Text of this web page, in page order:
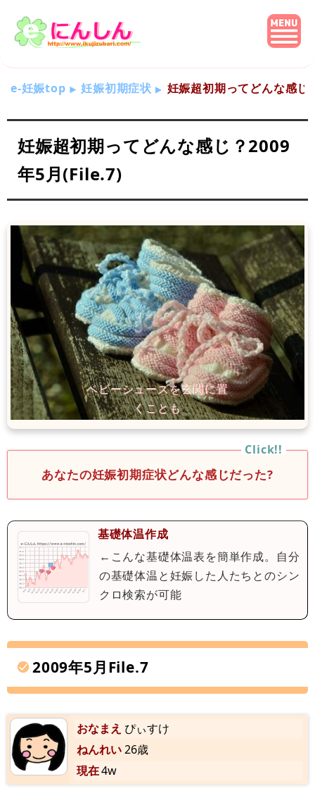
e-妊娠top 妊娠初期症状 妊娠超初期ってどんな感
妊娠超初期ってどんな感じ？2009
年5月(File.7)
あなたの妊娠初期症状どんな感じだった?
基礎体温作成
←こんな基礎体温表を簡単作成。自分
の基礎体温と妊娠した人たちとのシン
クロ検索が可能
2009年5月File.7
おなまえ ぴぃすけ
ねんれい26歳
現在4w